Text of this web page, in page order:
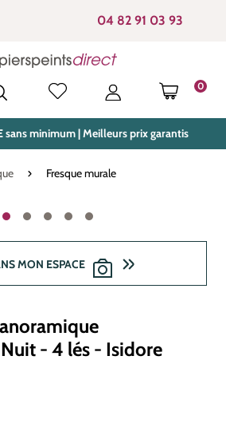
04 82 91 03 93
0
LE
sans minimum | Meilleurs prix garantis
Fresque murale
MON ESPACE
- 4 lés - Isidore